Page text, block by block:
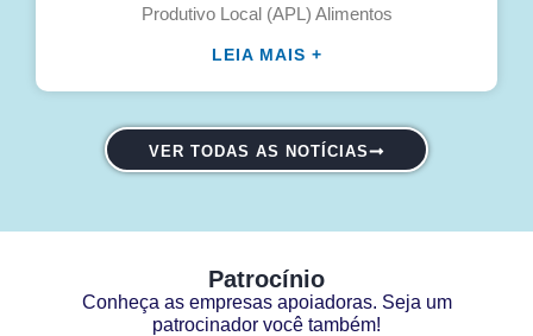
Produtivo Local (APL) Alimentos
LEIA MAIS +
VER TODAS AS NOTÍCIAS
Patrocínio
Conheça as empresas apoiadoras. Seja um
patrocinador você também!